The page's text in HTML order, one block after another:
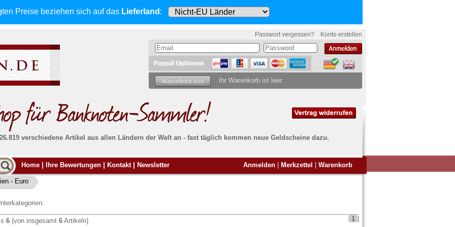
Preise beziehen sich auf das Lieferland :
Passwort vergessen? Konto erstellen
Ihr Warenkorb ist leer.
verschiedene Artikel aus allen Ländern der Welt an - fast täglich kommen neue Geldscheine dazu.
Alle Lieferungen, auch ins Ausland, werden
von uns voll versichert. Sie habenkein Risiko
falls die Sendung verloren geht oder beschädigt
Absolute Zuverlässigkeit:
Banknoten
Möchten Sie Banknoten
verkaufen?
Home Ihre Bewertungen Kontakt Newsletter Anmelden Merkzettel Warenkorb
- Euro
6 (von insgesamt 6 Artikeln) 1